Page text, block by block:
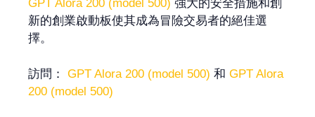
GPT Alora 200 (model 500) 強大的安全措施和創
新的創業啟動板使其成為冒險交易者的絕佳選
擇。
訪問： GPT Alora 200 (model 500) 和 GPT Alora
200 (model 500)